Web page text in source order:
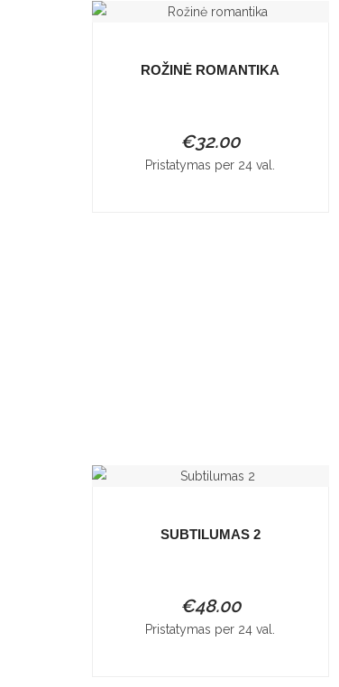
ROŽINĖ ROMANTIKA
€32.00
Pristatymas per 24 val.
SUBTILUMAS 2
€48.00
Pristatymas per 24 val.